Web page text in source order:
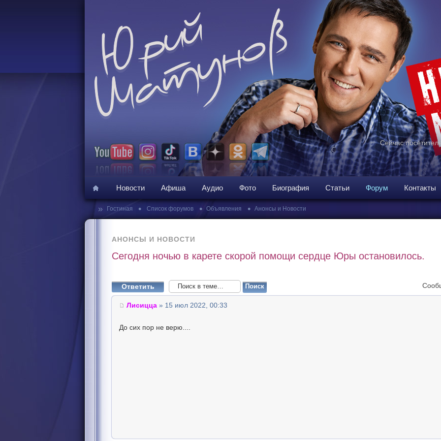
Сейчас
Новости Афиша Аудио Фото Биография Статьи Форум Контакты
» Гостиная • Список форумов • Объявления • Анонсы и Новости
АНОНСЫ И НОВОСТИ
Сегодня ночью в карете скорой помощи сердце Юры остановилось.
Ответить
Лисицца » 15 июл 2022, 00:33
До сих пор не верю....